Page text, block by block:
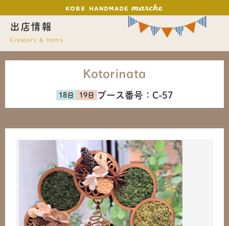
出店情報
Creators & Items
Kotorinata
ブース番号： C-57